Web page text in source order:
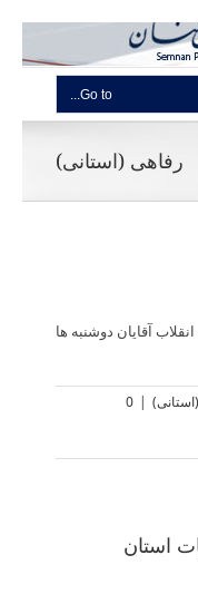
Go to...
رفاهی (استانی)
آقایان دوشنبه ها
|
0
استان